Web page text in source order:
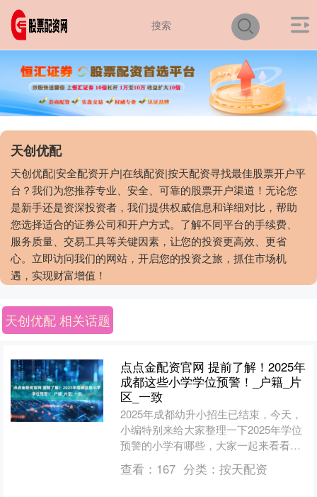
天创优配
天创优配|安全配资开户|在线配资|按天配资寻找最佳股票开户平
台？我们为您推荐专业、安全、可靠的股票开户渠道！无论您
是新手还是资深投资者，我们提供权威信息和详细对比，帮助
您选择适合的证券公司和开户方式。了解不同平台的手续费、
服务质量、交易工具等关键因素，让您的投资更高效、更省
心。立即访问我们的网站，开启您的投资之旅，抓住市场机
遇，实现财富增值！
天创优配 相关话题
点点金配资官网 提前了解！2025年
成都这些小学学位预警！_户籍_片
区_一致
2025年成都幼升小招生已结束，今天，
小编特别来给大家整理一下2025年学位
预警的小学有哪些，大家一起来看看
吧！ PART.01 锦江、高新、温江、双流
区在招生....
查看： 167 分类： 按天配资